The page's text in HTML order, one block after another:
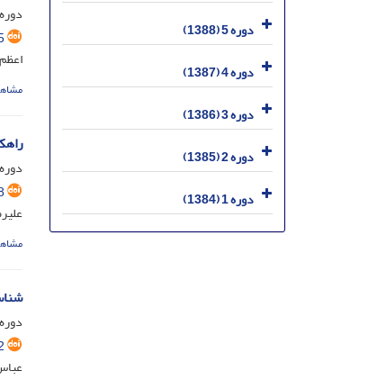
دوره 13، شماره 50، اسفند 1396، صفحه
دوره 13، شماره 50، اسفند 1396، صفحه
دوره 13، شماره 50، اسفند 1396، صفحه
دوره 5 (1388)
دوره 4 (1387)
دوره 3 (1386)
دوره 2 (1385)
دوره 1 (1384)